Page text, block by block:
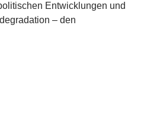
Entwicklungen und
– den